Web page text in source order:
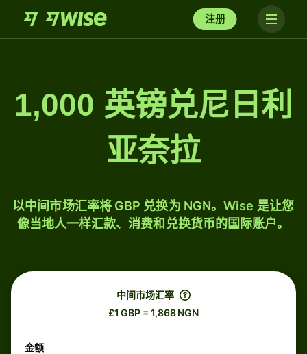
注册
1,000 英镑兑尼日利
亚奈拉
以中间市场汇率将 GBP 兑换为 NGN。Wise 是让您
像当地人一样汇款、消费和兑换货币的国际账户。
中间市场汇率
£1 GBP = 1,868 NGN
金额